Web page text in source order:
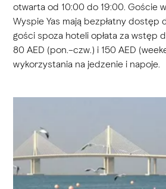
otwarta od 10:00 do 19:00. Goście
Wyspie Yas mają bezpłatny dostęp
gości spoza hoteli opłata za wstęp
80 AED (pon.–czw.) i 150 AED
wykorzystania na jedzenie i napoje.